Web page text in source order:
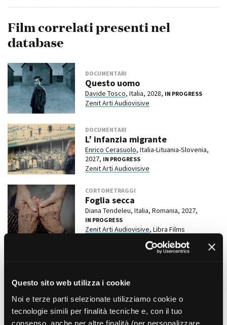
Questo sito web utilizza i cookie
Noi e terze parti selezionate utilizziamo cookie o
tecnologie simili per finalità tecniche e, con il tuo
consenso, anche per altre finalità (per personalizzare
Film correlati presenti nel
database
DOCUMENTARI
Questo uomo
Davide Tosco, Italia, 2028, IN PROGRESS
Zenit Arti Audiovisive
DOCUMENTARI
L’ infanzia migrante
Enrico Cerasuolo, Italia-Lituania-Slovenia,
2027, IN PROGRESS
Zenit Arti Audiovisive
CORTOMETRAGGI
Foglia secca
Diana Tendeleu, Italia, Romania, 2027,
IN PROGRESS
Zenit Arti Audiovisive, Libra Films
Matteo Castellino, Italia, 2026,